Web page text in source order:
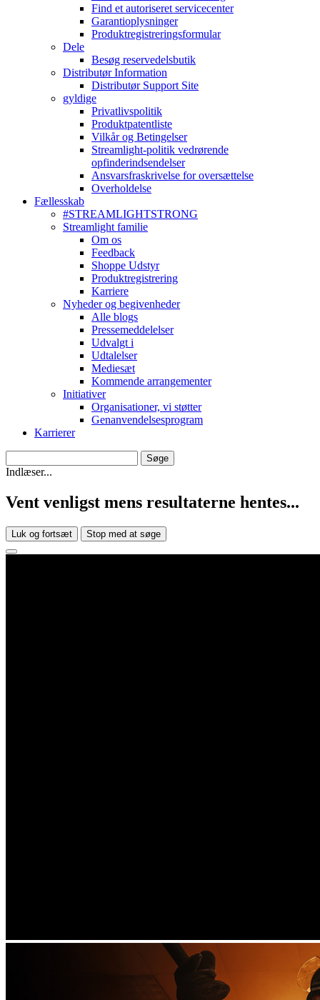
Find et autoriseret servicecenter
Garantioplysninger
Produktregistreringsformular
Dele
Besøg reservedelsbutik
Distributør Information
Distributør Support Site
gyldige
Privatlivspolitik
Produktpatentliste
Vilkår og Betingelser
Streamlight-politik vedrørende
opfinderindsendelser
Ansvarsfraskrivelse for oversættelse
Overholdelse
Fællesskab
#STREAMLIGHTSTRONG
Streamlight familie
Om os
Feedback
Shoppe Udstyr
Produktregistrering
Karriere
Nyheder og begivenheder
Alle blogs
Pressemeddelelser
Udvalgt i
Udtalelser
Mediesæt
Kommende arrangementer
Initiativer
Organisationer, vi støtter
Genanvendelsesprogram
Karrierer
Indlæser...
Vent venligst mens resultaterne hentes...
Luk og fortsæt Stop med at søge